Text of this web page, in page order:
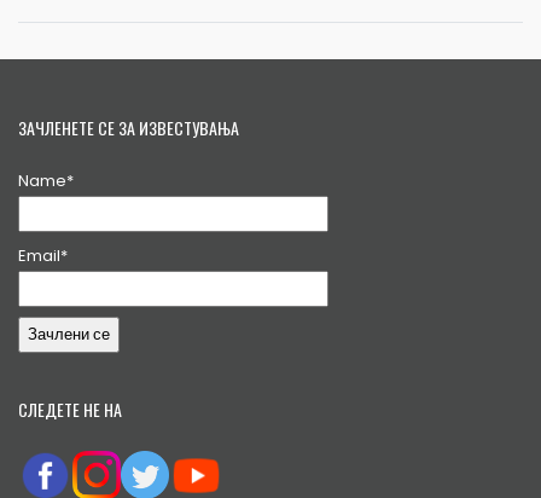
ЗАЧЛЕНЕТЕ СЕ ЗА ИЗВЕСТУВАЊА
Name*
Email*
СЛЕДЕТЕ НЕ НА